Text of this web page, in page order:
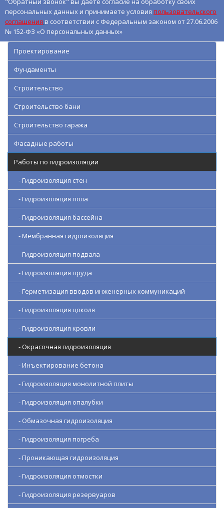
персональных данных и принимаете условия пользовательского
соглашения в соответствии с Федеральным законом от 27.06.2006
№ 152-ФЗ «О персональных данных»
Проектирование
Фундаменты
Строительство
Строительство бани
Строительство гаража
Фасадные работы
Работы по гидроизоляции
- Гидроизоляция стен
- Гидроизоляция пола
- Гидроизоляция бассейна
- Мембранная гидроизоляция
- Гидроизоляция подвала
- Гидроизоляция пруда
- Герметизация вводов инженерных коммуникаций
- Гидроизоляция цоколя
- Гидроизоляция кровли
- Окрасочная гидроизоляция
- Инъектирование бетона
- Гидроизоляция монолитной плиты
- Гидроизоляция опалубки
- Обмазочная гидроизоляция
- Гидроизоляция погреба
- Проникающая гидроизоляция
- Гидроизоляция отмостки
- Гидроизоляция резервуаров